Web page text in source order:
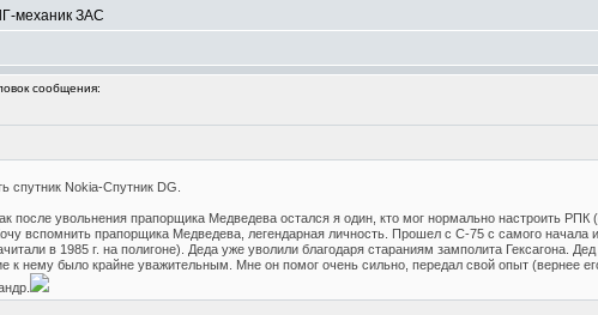
механик ЗАС
сообщения:
спутник Nokia-Спутник DG.
после увольнения прапорщика Медведева остался я один, кто мог нормально настроить
вспомнить прапорщика Медведева, легендарная личность. Прошел с С-75 с самого начала
в 1985 г. на полигоне). Деда уже уволили благодаря стараниям замполита Гексагона.
к нему было крайне уважительным. Мне он помог очень сильно, передал свой опыт (вернее